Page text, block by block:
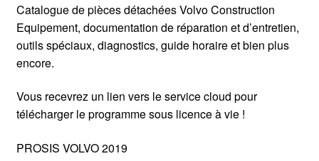
Catalogue de pièces détachées Volvo Construction
Equipement, documentation de réparation et d’entretien,
outils spéciaux, diagnostics, guide horaire et bien plus
encore.
Vous recevrez un lien vers le service cloud pour
télécharger le programme sous licence à vie !
PROSIS VOLVO 2019